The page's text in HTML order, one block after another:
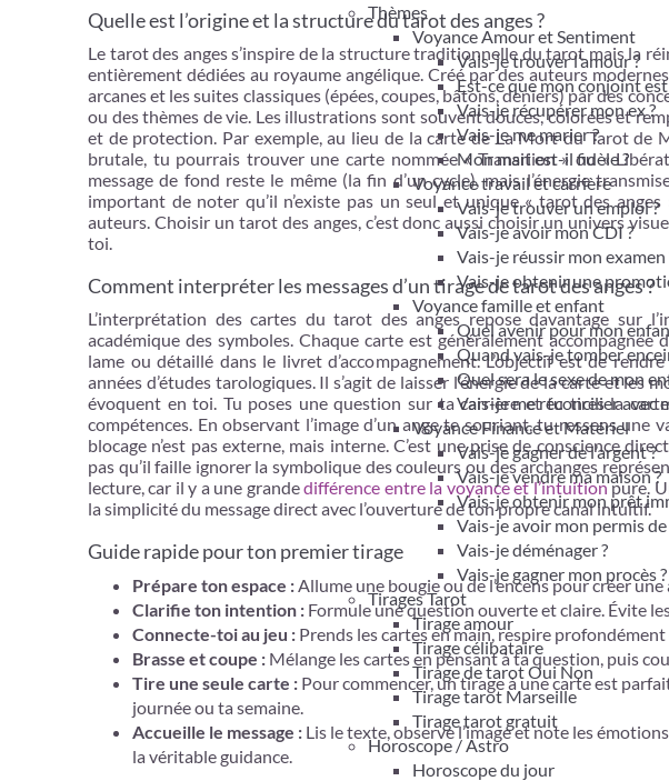
Thèmes
Voyance Amour et Sentiment
Vais-je trouver l’amour ?
Est-ce que mon conjoint
Vais-je récupérer mon ex ?
Vais-je me marier ?
Mon mari est-il fidèle ?
Voyance travail et carrière
Vais-je trouver un emploi ?
Vais-je avoir mon CDI ?
Vais-je réussir mon examen
Vais-je obtenir une
Voyance famille et enfant
Quel avenir pour mon
Quand vais-je tomber
Quel sera le sexe de mon
Vais-je me réconcilier avec
Voyance Finance et Matériel
Vais-je gagner de l’argent ?
Vais-je vendre ma maison ?
Vais-je obtenir mon prêt
Vais-je avoir mon permis
Vais-je déménager ?
Vais-je gagner mon procès ?
Tirages Tarot
Tirage amour
Tirage célibataire
Tirage de tarot Oui Non
Tirage tarot Marseille
Tirage tarot gratuit
Horoscope / Astro
Horoscope du jour
Quelle est l’origine et la structure du tarot des anges ?
Le tarot des anges s’inspire de la structure traditionnelle du tarot mais la
entièrement dédiées au royaume angélique. Créé par des auteurs
arcanes et les suites classiques (épées, coupes, bâtons, deniers) par des
ou des thèmes de vie. Les illustrations sont souvent douces, colorées et
et de protection. Par exemple, au lieu de la carte de La Mort du Tarot de
brutale, tu pourrais trouver une carte nommée « Transition » ou «
message de fond reste le même (la fin d’un cycle), mais l’énergie
important de noter qu’il n’existe pas un seul et unique « tarot des
auteurs. Choisir un tarot des anges, c’est donc aussi choisir un univers
toi.
Comment interpréter les messages d’un tirage de tarot des anges ?
L’interprétation des cartes du tarot des anges repose davantage sur
académique des symboles. Chaque carte est généralement accompagnée
lame ou détaillé dans le livret d’accompagnement. L’objectif est de
années d’études tarologiques. Il s’agit de laisser l’énergie de la carte et les
évoquent en toi. Tu poses une question sur ta carrière et tu tires la
compétences. En observant l’image d’un ange te souriant, tu ressens
blocage n’est pas externe, mais interne. C’est une prise de conscience
pas qu’il faille ignorer la symbolique des couleurs ou des archanges
lecture, car il y a une grandedifférence entre la voyance et l’intuitionpure.
la simplicité du message direct avec l’ouverture de ton propre canal intuitif.
Guide rapide pour ton premier tirage
Prépare ton espace :Allume une bougie ou de l’encens pour créer
Clarifie ton intention : Formule une question ouverte et claire. Évite
Connecte-toi au jeu : Prends les cartes en main, respire profondément
Brasse et coupe : Mélange les cartes en pensant à ta question, puis
Tire une seule carte : Pour commencer, un tirage à une carte est
journée ou ta semaine.
Accueille le message : Lis le texte, observe l’image et note les
la véritable guidance.